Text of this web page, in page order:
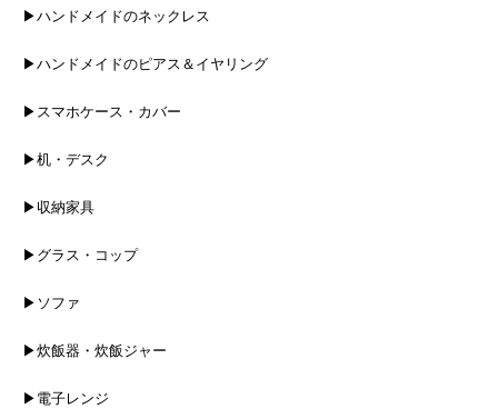
▶ハンドメイドのネックレス
▶ハンドメイドのピアス＆イヤリング
▶スマホケース・カバー
▶机・デスク
▶収納家具
▶グラス・コップ
▶ソファ
▶炊飯器・炊飯ジャー
▶電子レンジ